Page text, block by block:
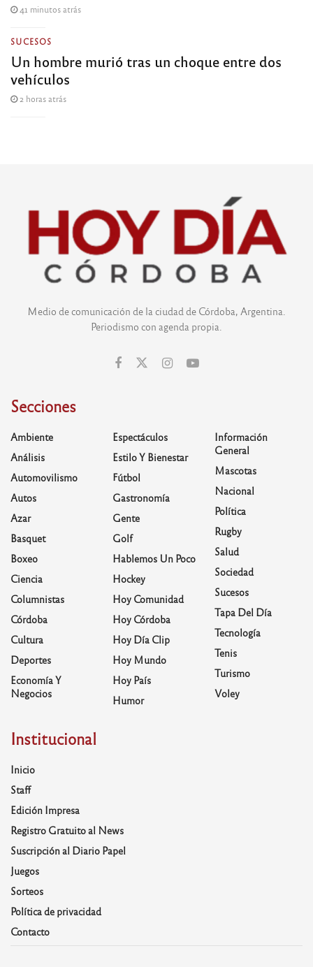
41 minutos atrás
SUCESOS
Un hombre murió tras un choque entre dos
vehículos
2 horas atrás
Medio de comunicación de la ciudad de Córdoba, Argentina.
Periodismo con agenda propia.
Secciones
Ambiente
Análisis
Automovilismo
Autos
Azar
Basquet
Boxeo
Ciencia
Columnistas
Córdoba
Cultura
Deportes
Economía Y
Negocios
Espectáculos
Estilo Y Bienestar
Fútbol
Gastronomía
Gente
Golf
Hablemos Un Poco
Hockey
Hoy Comunidad
Hoy Córdoba
Hoy Día Clip
Hoy Mundo
Hoy País
Humor
Información
General
Mascotas
Nacional
Política
Rugby
Salud
Sociedad
Sucesos
Tapa Del Día
Tecnología
Tenis
Turismo
Voley
Institucional
Inicio
Staff
Edición Impresa
Registro Gratuito al News
Suscripción al Diario Papel
Juegos
Sorteos
Política de privacidad
Contacto